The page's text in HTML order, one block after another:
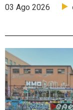
03 Ago 2026